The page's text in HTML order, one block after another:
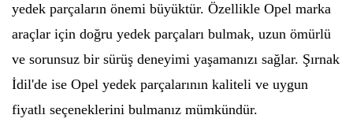
yedek parçaların önemi büyüktür. Özellikle Opel marka
araçlar için doğru yedek parçaları bulmak, uzun ömürlü
ve sorunsuz bir sürüş deneyimi yaşamanızı sağlar. Şırnak
İdil'de ise Opel yedek parçalarının kaliteli ve uygun
fiyatlı seçeneklerini bulmanız mümkündür.